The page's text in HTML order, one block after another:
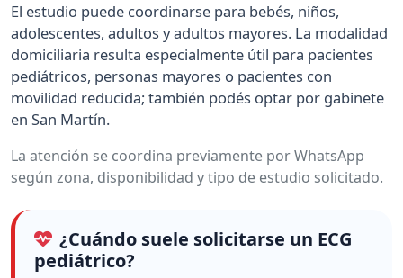
El estudio puede coordinarse para bebés, niños,
adolescentes, adultos y adultos mayores. La modalidad
domiciliaria resulta especialmente útil para pacientes
pediátricos, personas mayores o pacientes con
movilidad reducida; también podés optar por gabinete
en San Martín.
La atención se coordina previamente por WhatsApp
según zona, disponibilidad y tipo de estudio solicitado.
¿Cuándo suele solicitarse un ECG
pediátrico?